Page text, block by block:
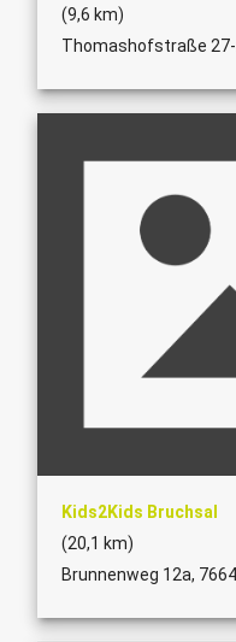
(9,6 km)
Thomashofstraße 27-
Kids2Kids Bruchsal
(20,1 km)
Brunnenweg 12a,